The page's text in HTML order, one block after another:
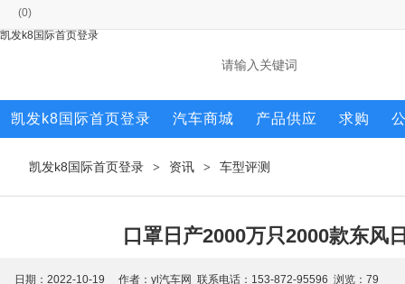
(0)
凯发k8国际首页登录
凯发k8国际首页登录 汽车商城 产品供应 求购
凯发k8国际首页登录 > 资讯 > 车型评测
口罩日产2000万只2000款东风
日期：2022-10-19 作者：yl汽车网 联系电话：153-872-95596 浏览： 79